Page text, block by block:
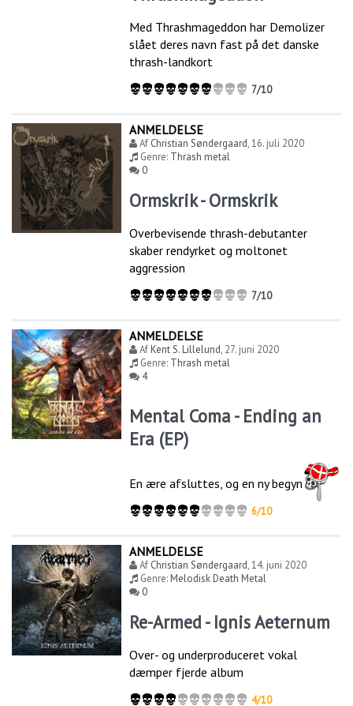
Med Thrashmageddon har Demolizer
slået deres navn fast på det danske
thrash-landkort
7/10
ANMELDELSE
Af Christian Søndergaard,16. juli 2020
Genre: Thrash metal
0
Ormskrik - Ormskrik
Overbevisende thrash-debutanter
skaber rendyrket og moltonet
aggression
7/10
ANMELDELSE
AfKent S. Lillelund, 27. juni 2020
Genre: Thrash metal
4
Mental Coma - Ending an
Era (EP)
En ære afsluttes, og en ny begynder
6/10
ANMELDELSE
Af Christian Søndergaard,14. juni 2020
Genre:Melodisk Death Metal
0
Re-Armed - Ignis Aeternum
Over- og underproduceret vokal
dæmper fjerde album
4/10